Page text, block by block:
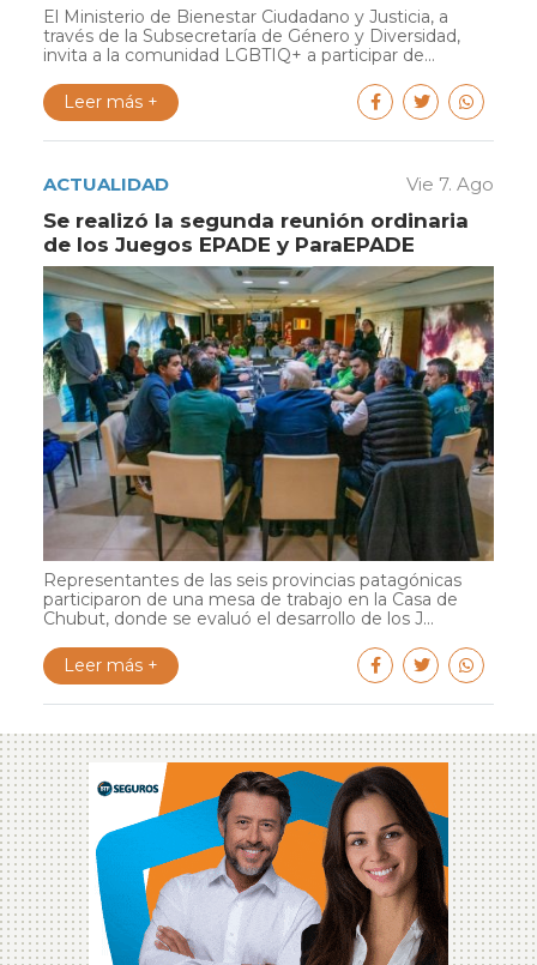
El Ministerio de Bienestar Ciudadano y Justicia, a
través de la Subsecretaría de Género y Diversidad,
invita a la comunidad LGBTIQ+ a participar de...
Leer más +
ACTUALIDAD Vie 7. Ago
Se realizó la segunda reunión ordinaria
de los Juegos EPADE y ParaEPADE
Representantes de las seis provincias patagónicas
participaron de una mesa de trabajo en la Casa de
Chubut, donde se evaluó el desarrollo de los J...
Leer más +